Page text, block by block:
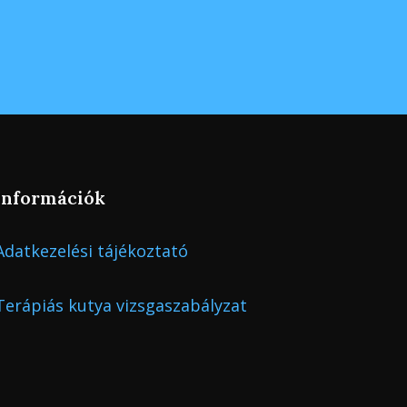
tájékoztató
kutya vizsgaszabályzat